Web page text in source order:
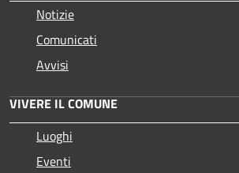
Notizie
Comunicati
Avvisi
VIVERE IL COMUNE
Luoghi
Eventi